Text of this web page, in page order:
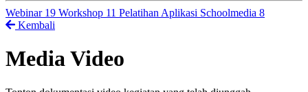
Webinar 19 Workshop 11 Pelatihan Aplikasi Schoolmedia 8
Kembali
Media Video